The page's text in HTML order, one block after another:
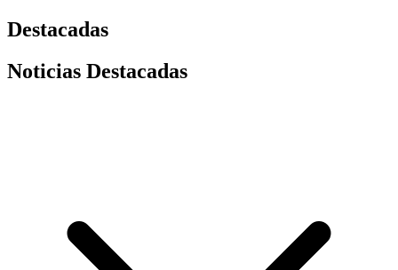
Destacadas
Noticias Destacadas